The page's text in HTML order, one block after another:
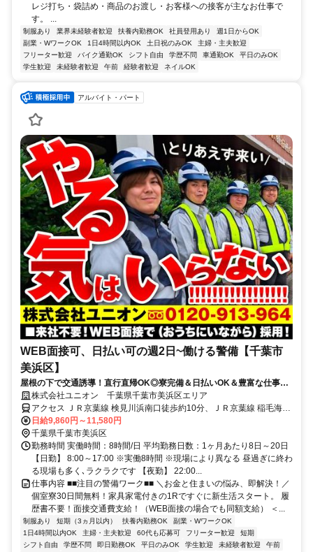
レジ打ち・袋詰め・商品のお渡し・お客様への接客が主なお仕事で
す。 ...
制服あり 業界未経験者歓迎 扶養内勤務OK 社員登用あり
週1日からOK
副業・WワークOK
1日4時間以内OK 土日祝のみOK
主婦・主夫歓迎
フリーター歓迎
バイク通勤OK シフト自由 学歴不問 車通勤OK
平日のみOK
学生歓迎
未経験者歓迎 午前 経験者歓迎 ネイルOK
アルバイト・パート
WEB面接可、日払い可の週2日~働ける警備【千葉市
美浜区】
屋根の下で交通誘導！直行直帰OK◎寮完備＆日払いOK＆豊富な仕事量
★仕事が早く終わった時でも日給保証
株式会社ユニオン 千葉県千葉市美浜区エリア
アクセス ＪＲ京葉線 検見川浜南口徒歩約10分、ＪＲ京葉線 稲毛海岸
北口徒歩約12分、京成千葉線 京成稲毛徒歩約31分 千葉県千葉市美浜
区エリア（稲毛海岸駅、海浜幕張駅、検見川浜駅、幕張豊砂駅、京成
千葉駅、新千葉駅等）
日給9,860円～11,580円
千葉県千葉市美浜区
勤務時間 実働時間：8時間/日 平均勤務日数：1ヶ月あたり8日～20日
【日勤】 8:00～17:00 ※実働8時間 ※現場により異なる 昼過ぎに終わ
る現場も多く､ラクラクです 【夜勤】 22:00...
仕事内容 ■■注目の警備ワーク■■ ＼お金と住まいの悩み、即解決！／
個室寮30日間無料！家具家電付きの1Rですぐに新生活スタート。 履
歴書不要！面接交通費支給！（WEB面接の場合でも同額支給） ＜...
制服あり 短期（3ヵ月以内） 扶養内勤務OK
副業・WワークOK
1日4時間以内OK
主婦・主夫歓迎 60代も応募可 フリーター歓迎
短期
シフト自由
学歴不問 即日勤務OK 平日のみOK 学生歓迎 未経験者歓迎
午前